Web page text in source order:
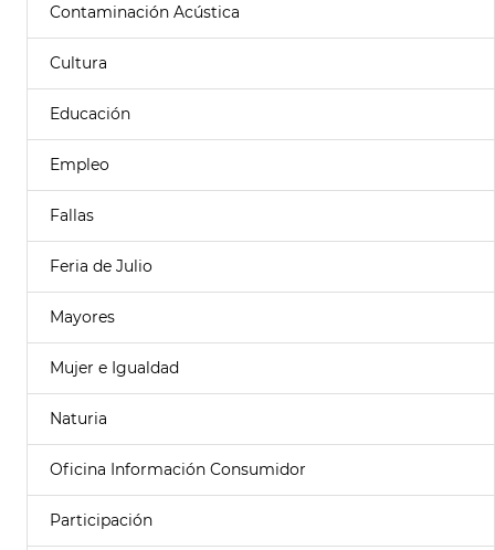
Contaminación Acústica
Cultura
Educación
Empleo
Fallas
Feria de Julio
Mayores
Mujer e Igualdad
Naturia
Oficina Información Consumidor
Participación